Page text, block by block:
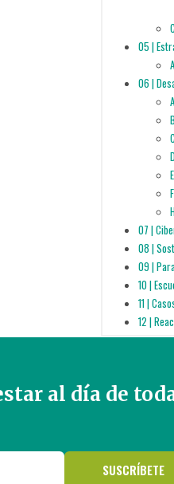
05 |
06 |
07 |
08 |
09 |
10 |
11 |
12 |
al día de